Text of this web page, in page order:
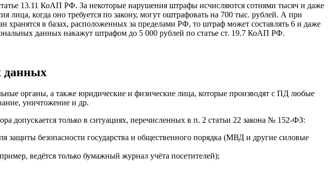
13.11 КоАП РФ. За некоторые нарушения штрафы исчисляются сотнями тысяч и даже
лица, когда оно требуется по закону, могут оштрафовать на 700 тыс. рублей. А при
в базах, расположенных за пределами РФ, то штраф может составлять 6 и даже
данных накажут штрафом до 5 000 рублей по статье ст. 19.7 КоАП РФ.
данных
органы, а также юридические и физические лица, которые производят с ПД любые
уничтожение и др.
допускается только в ситуациях, перечисленных в п. 2 статьи 22 закона № 152-ФЗ:
безопасности государства и общественного порядка (МВД и другие силовые
ведётся только бумажный журнал учёта посетителей);